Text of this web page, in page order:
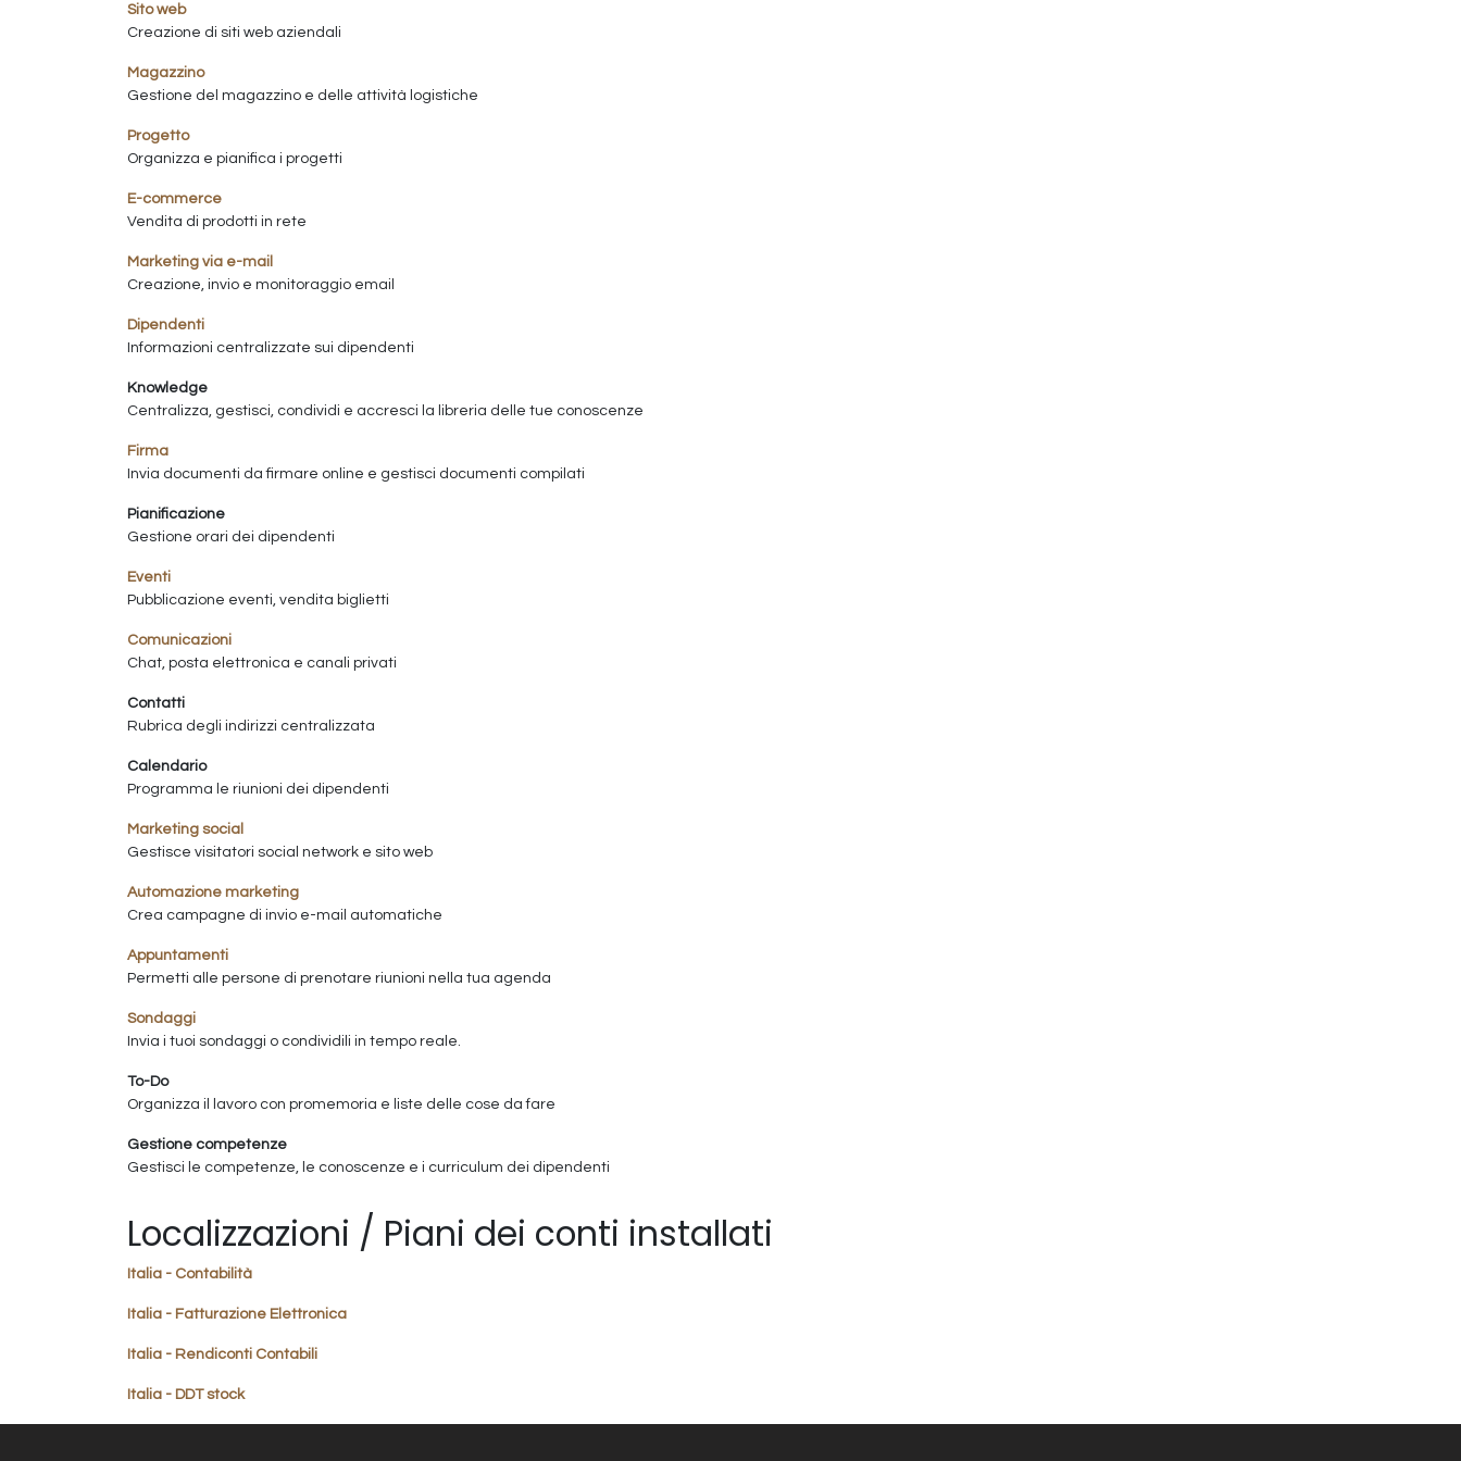
Sito web
Creazione di siti web aziendali
Magazzino
Gestione del magazzino e delle attività logistiche
Progetto
Organizza e pianifica i progetti
E-commerce
Vendita di prodotti in rete
Marketing via e-mail
Creazione, invio e monitoraggio email
Dipendenti
Informazioni centralizzate sui dipendenti
Knowledge
Centralizza, gestisci, condividi e accresci la libreria delle tue conoscenze
Firma
Invia documenti da firmare online e gestisci documenti compilati
Pianificazione
Gestione orari dei dipendenti
Eventi
Pubblicazione eventi, vendita biglietti
Comunicazioni
Chat, posta elettronica e canali privati
Contatti
Rubrica degli indirizzi centralizzata
Calendario
Programma le riunioni dei dipendenti
Marketing social
Gestisce visitatori social network e sito web
Automazione marketing
Crea campagne di invio e-mail automatiche
Appuntamenti
Permetti alle persone di prenotare riunioni nella tua agenda
Sondaggi
Invia i tuoi sondaggi o condividili in tempo reale.
To-Do
Organizza il lavoro con promemoria e liste delle cose da fare
Gestione competenze
Gestisci le competenze, le conoscenze e i curriculum dei dipendenti
Localizzazioni / Piani dei conti installati
Italia - Contabilità
Italia - Fatturazione Elettronica
Italia - Rendiconti Contabili
Italia - DDT stock